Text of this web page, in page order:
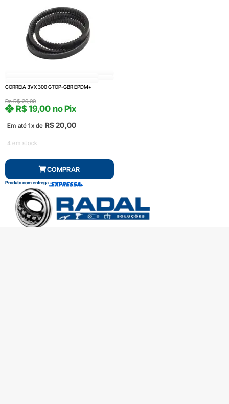
CORREIA 3VX 300 GTOP-GBR EPDM+
DeR$20,00
Em até 1x de R$20,00
R$19,00 no Pix
4 em stock
COMPRAR
Produto com entrega